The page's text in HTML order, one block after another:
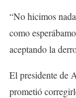
“No hicimos
como
aceptando la
El presidente de
prometió